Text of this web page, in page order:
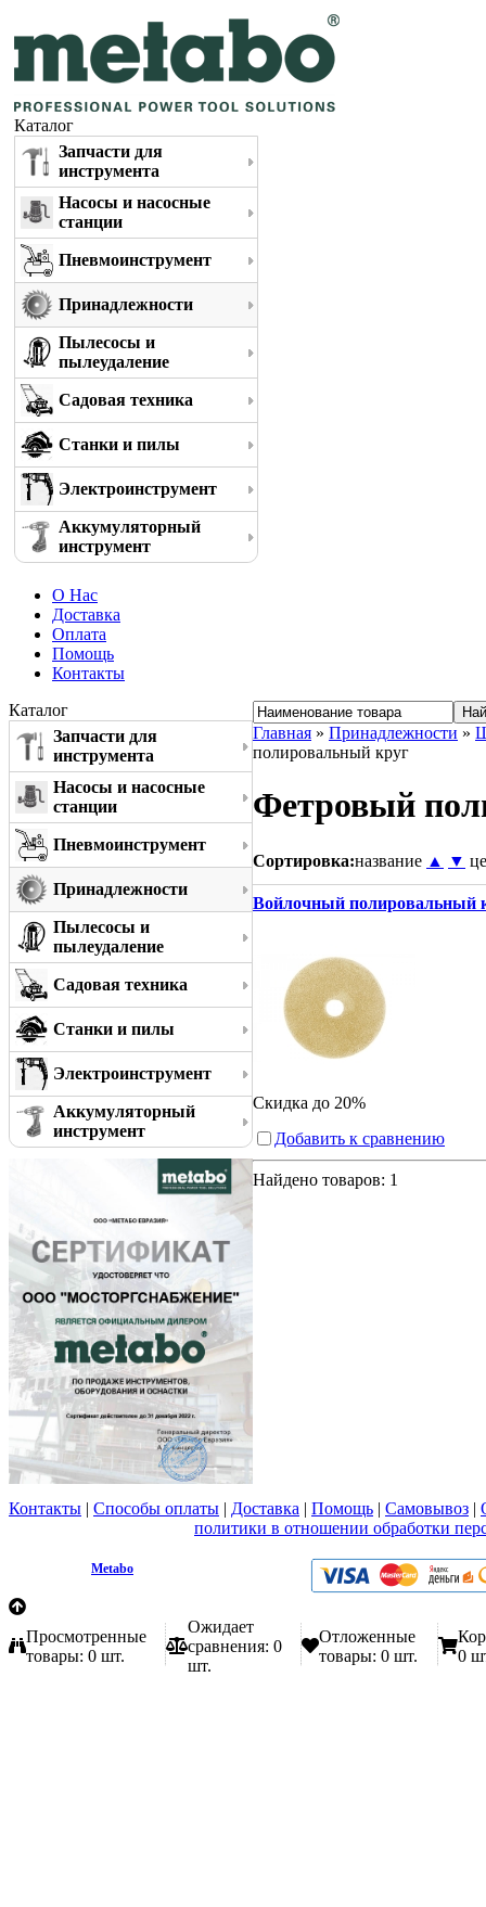
Каталог
Запчасти для
инструмента
Насосы и насосные
станции
Пневмоинструмент
Принадлежности
Пылесосы и
пылеудаление
Садовая техника
Станки и пилы
Электроинструмент
Аккумуляторный
инструмент
О Нас
Доставка
Оплата
Помощь
Контакты
Каталог
Запчасти для
инструмента
Насосы и насосные
станции
Пневмоинструмент
Принадлежности
Пылесосы и
пылеудаление
Садовая техника
Станки и пилы
Электроинструмент
Аккумуляторный
инструмент
Главная » Принадлежности »
полировальный круг
Фетровый
Сортировка:название ▲ ▼
Войлочный полировальный
Скидка до 20%
Добавить к сравнению
Найдено товаров: 1
Контакты | Способы оплаты | Доставка | Помощь | Самовывоз |
политики в отношении обработки
Metabo
Просмотренные
товары: 0 шт.
Ожидает
сравнения: 0
шт.
Отложенные
товары: 0 шт.
0